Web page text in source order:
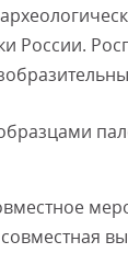
России.